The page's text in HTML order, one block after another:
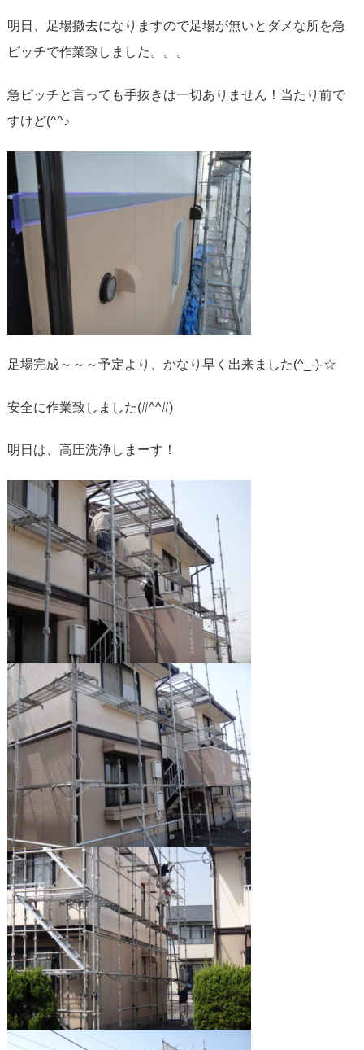
明日、足場撤去になりますので足場が無いとダメな所を急
ピッチで作業致しました。。。
急ピッチと言っても手抜きは一切ありません！当たり前で
すけど(^^♪
足場完成～～～予定より、かなり早く出来ました(^_-)-☆
安全に作業致しました(#^^#)
明日は、高圧洗浄しまーす！